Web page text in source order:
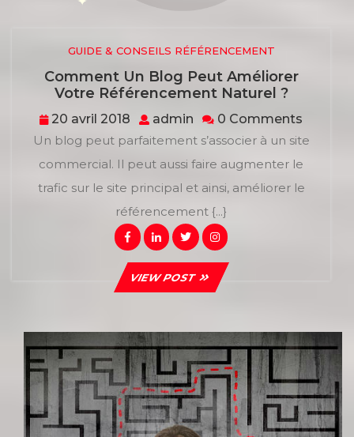
GUIDE & CONSEILS RÉFÉRENCEMENT
Comment Un Blog Peut Améliorer
Votre Référencement Naturel ?
Blog
Peut
20 avril 2018
20
avril
admin admin
0 Comments
Un blog peut parfaitement s’associer à un site
commercial. Il peut aussi faire augmenter le
trafic sur le site principal et ainsi, améliorer le
référencement {...}
Facebook
Linkedin
TwitterInstagram
VIEW POST
VIEW
POST